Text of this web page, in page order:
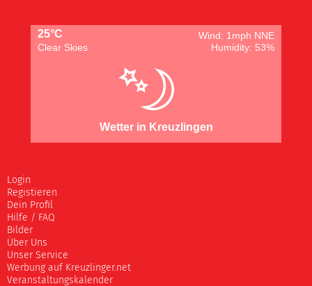
25°C
Wind: 1mph NNE
Clear Skies
Humidity: 53%
Wetter in Kreuzlingen
Login
Registieren
Dein Profil
Hilfe / FAQ
Bilder
Über Uns
Unser Service
Werbung auf Kreuzlinger.net
Veranstaltungskalender